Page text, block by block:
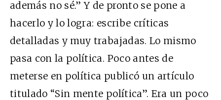
además no sé.” Y de pronto se pone a
hacerlo y lo logra: escribe críticas
detalladas y muy trabajadas. Lo mismo
pasa con la política. Poco antes de
meterse en política publicó un artículo
titulado “Sin mente política”. Era un poco